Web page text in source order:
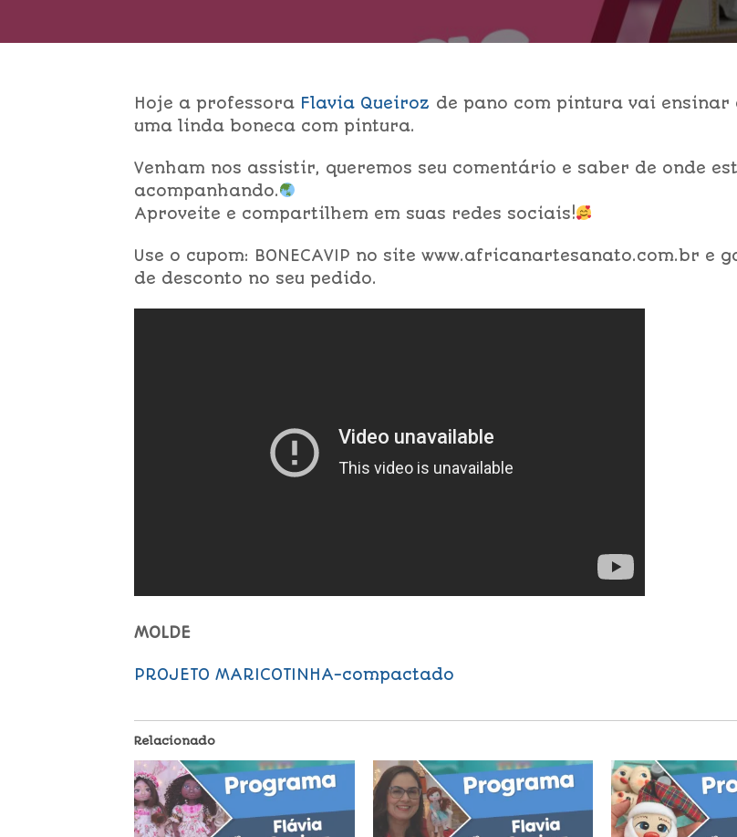
Hoje a professora Flavia Queiroz de pano com pintura vai ensinar
uma linda boneca com pintura.
Venham nos assistir, queremos seu comentário e saber de onde
acompanhando.
Aproveite e compartilhem em suas redes sociais!
Use o cupom: BONECAVIP no site www.africanartesanato.com.br e
de desconto no seu pedido.
MOLDE
PROJETO MARICOTINHA-compactado
Relacionado